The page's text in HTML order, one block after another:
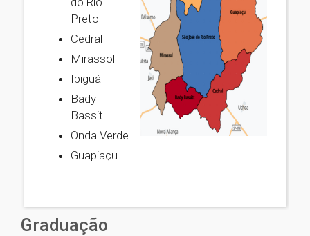
Preto
Cedral
Mirassol
Ipiguá
Bady
Bassit
Onda Verde
Guapiaçu
Graduação